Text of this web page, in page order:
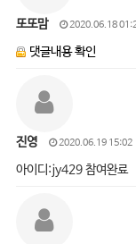
또또맘 2020.06.18
댓글내용 확인
진영 2020.06.19 15:02
아이디:jy429 참여완료